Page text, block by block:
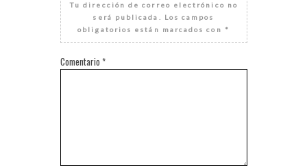
Tu dirección de correo electrónico no
será publicada.
Los campos
obligatorios están marcados con *
Comentario *